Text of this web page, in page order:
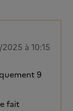
à 10:15
9
fait